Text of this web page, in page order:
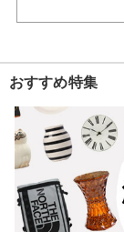
おすすめ特集